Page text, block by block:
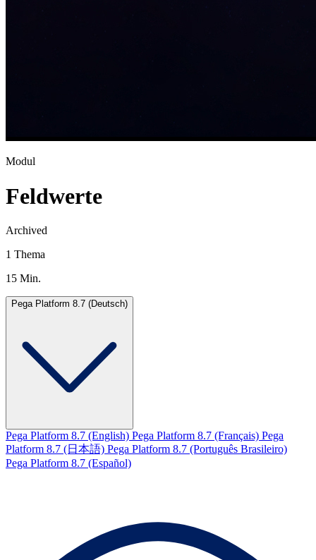
Modul
Feldwerte
Archived
1 Thema
15 Min.
Pega Platform 8.7 (Deutsch)
Pega Platform 8.7 (English) Pega Platform 8.7 (Français) Pega
Platform 8.7 (日本語) Pega Platform 8.7 (Português Brasileiro)
Pega Platform 8.7 (Español)